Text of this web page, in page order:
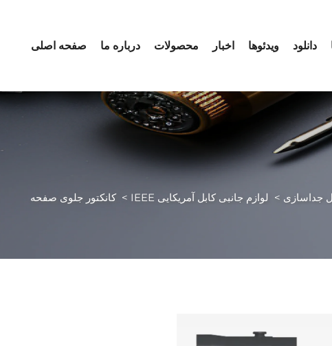
صفحه اصلی درباره ما محصولات اخبار ویدئوها دانلود
جداسازی > لوازم جانبی کابل آمریکایی IEEE > کانکتور جلوی صفحه